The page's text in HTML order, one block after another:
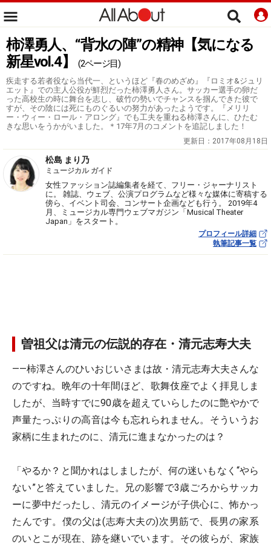
柿澤勇人、“背水の陣”の精神【気になる
新星vol.4】
(2ページ目)
疾走する若者役なら当代一、というほど『春のめざめ』『ロミオ&ジュリ
エット』での主人公役が鮮烈だった柿澤勇人さん。サッカー選手の卵だ
った高校生の時に舞台を志し、破竹の勢いでチャンスを掴んできた彼で
すが、その陰には死にものぐるいの努力があったようです。『メリリ
ー・ウィー・ロール・アロング』でも工夫を重ねる柿澤さんに、ひたむ
きな思いをうかがいました。＊17年7月のコメントを追記しました！
更新日： 2017年08月18日
松島 まり乃
ミュージカル ガイド
女性ファッション誌編集者を経て、フリー・ジャーナリスト
に。 雑誌、ウェブ、公演プログラムなど様々な媒体に寄稿する
傍ら、イベント司会、コンサート企画なども行う。 2019年4
月、ミュージカル専門ウェブマガジン「Musical Theater
Japan」をスタート。
プロフィール詳細
執筆記事一覧
曽祖父は清元の伝説的存在・清元志寿大夫
――柿澤さんのひいおじいさまは故・清元志寿大夫さんな
のですね。晩年の十年間ほど、歌舞伎座でよく拝見しま
したが、当時すでに90歳を超えていらしたのに艶やかで
声量たっぷりの高音は今も忘れられません。そういうお
家柄に生まれたのに、清元に進まなかったのは？
「やるか？と聞かれはしましたが、何の迷いもなく“やら
ない”と答えていました。兄の影響で3歳ごろからサッカ
ーに夢中だったし、清元のイメージが子供心に、怖かっ
たんです。僕の父は(志寿大夫の)次男筋で、長男の家系
のいとこが現在、跡を継いでいます。その彼らが、家族